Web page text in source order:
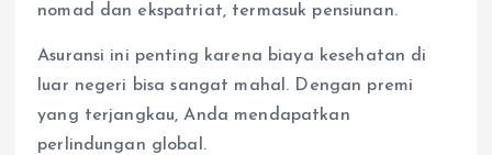
nomad dan ekspatriat, termasuk pensiunan.
Asuransi ini penting karena biaya kesehatan di
luar negeri bisa sangat mahal. Dengan premi
yang terjangkau, Anda mendapatkan
perlindungan global.